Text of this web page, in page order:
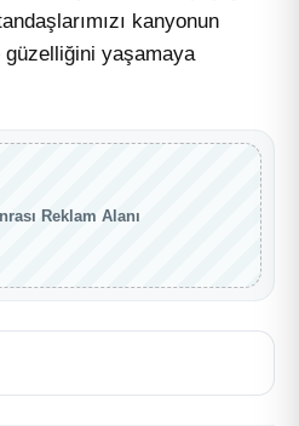
kanyonun
yaşamaya
Reklam Alanı